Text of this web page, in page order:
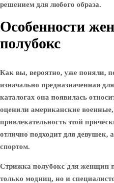
решением для любого образа.
Особенности
полубокс
Как вы, вероятно, уже поняли,
изначально предназначенная
каталогах она появилась
оценили американские
привлекательность этой
отлично подходит для девушек,
спортом.
Стрижка полубокс для женщин
только модниц, но и